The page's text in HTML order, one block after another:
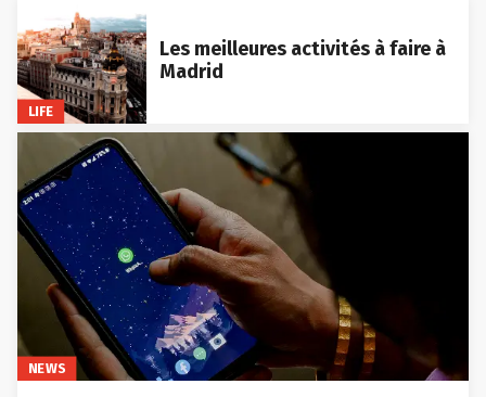
LIFE
Les meilleures activités à faire à
Madrid
NEWS